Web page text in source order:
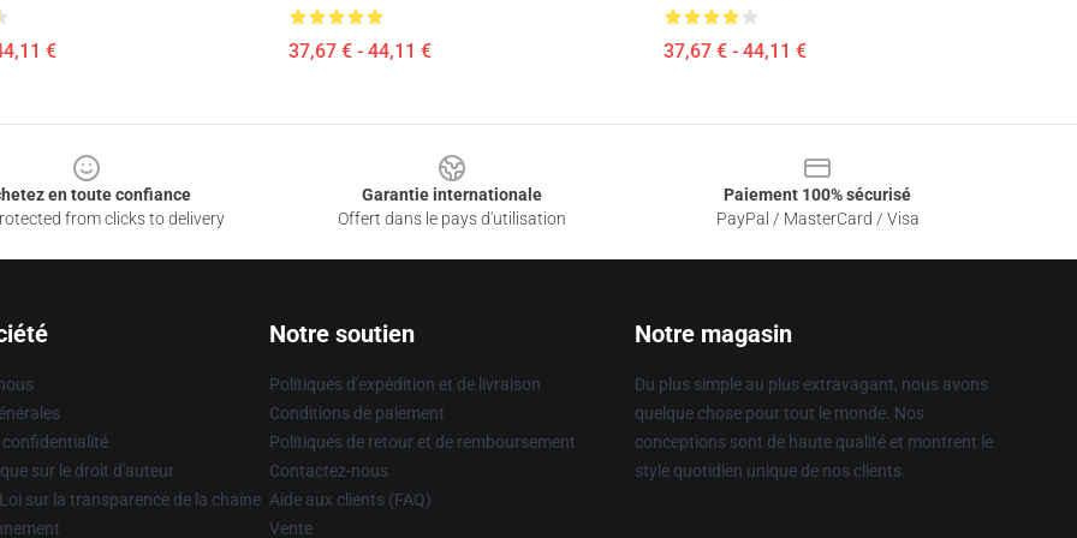
€ 37,67 € - 44,11 € 37,67 € - 44,11 €
en toute confiance
from clicks to delivery
Garantie internationale
Offert dans le pays d'utilisation
Paiement 100% sécurisé
PayPal / MasterCard / Visa
confidentialité
sur le droit d'auteur
sur la transparence de la chaîne
Notre soutien
Politiques d'expédition et de livraison
Conditions de paiement
Politiques de retour et de remboursement
Contactez-nous
Aide aux clients (FAQ)
Vente
Notre magasin
Du plus simple au plus extravagant, nous avons
quelque chose pour tout le monde. Nos
conceptions sont de haute qualité et montrent le
style quotidien unique de nos clients.